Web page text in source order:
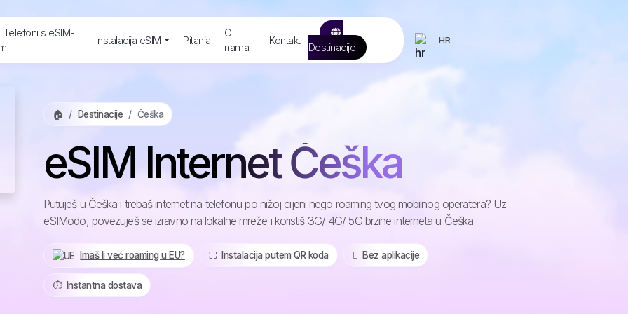
Telefoni s eSIM-
Instalacija eSIM Pitanja
O
nama
Kontakt
Destinacije
HR
🏠 Destinacije Češka
eSIM Internet Češka
Putuješ u Češka i trebaš internet na telefonu po nižoj cijeni nego roaming tvog mobilnog operatera? Uz
eSIModo, povezuješ se izravno na lokalne mreže i koristiš 3G/ 4G/ 5G brzine interneta u Češka
Imaš li već roaming u EU? ⛶️️ Instalacija putem QR koda ️ Bez aplikacije
⏱️️ Instantna dostava